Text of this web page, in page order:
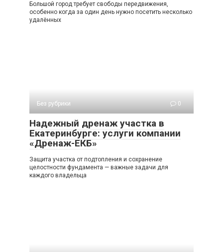
Большой город требует свободы передвижения,
особенно когда за один день нужно посетить несколько
удалённых
Без рубрики 0
Надежный дренаж участка в
Екатеринбурге: услуги компании
«Дренаж-ЕКБ»
Защита участка от подтопления и сохранение
целостности фундамента — важные задачи для
каждого владельца